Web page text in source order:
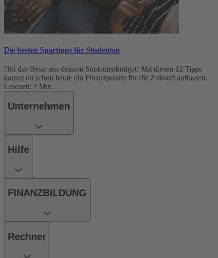
Die besten Spartipps für Studenten
Hol das Beste aus deinem Studentenbudget! Mit diesen 12 Tipps
kannst du schon heute ein Finanzpolster für die Zukunft aufbauen.
Lesezeit: 7 Min.
Unternehmen
Hilfe
FINANZBILDUNG
Rechner